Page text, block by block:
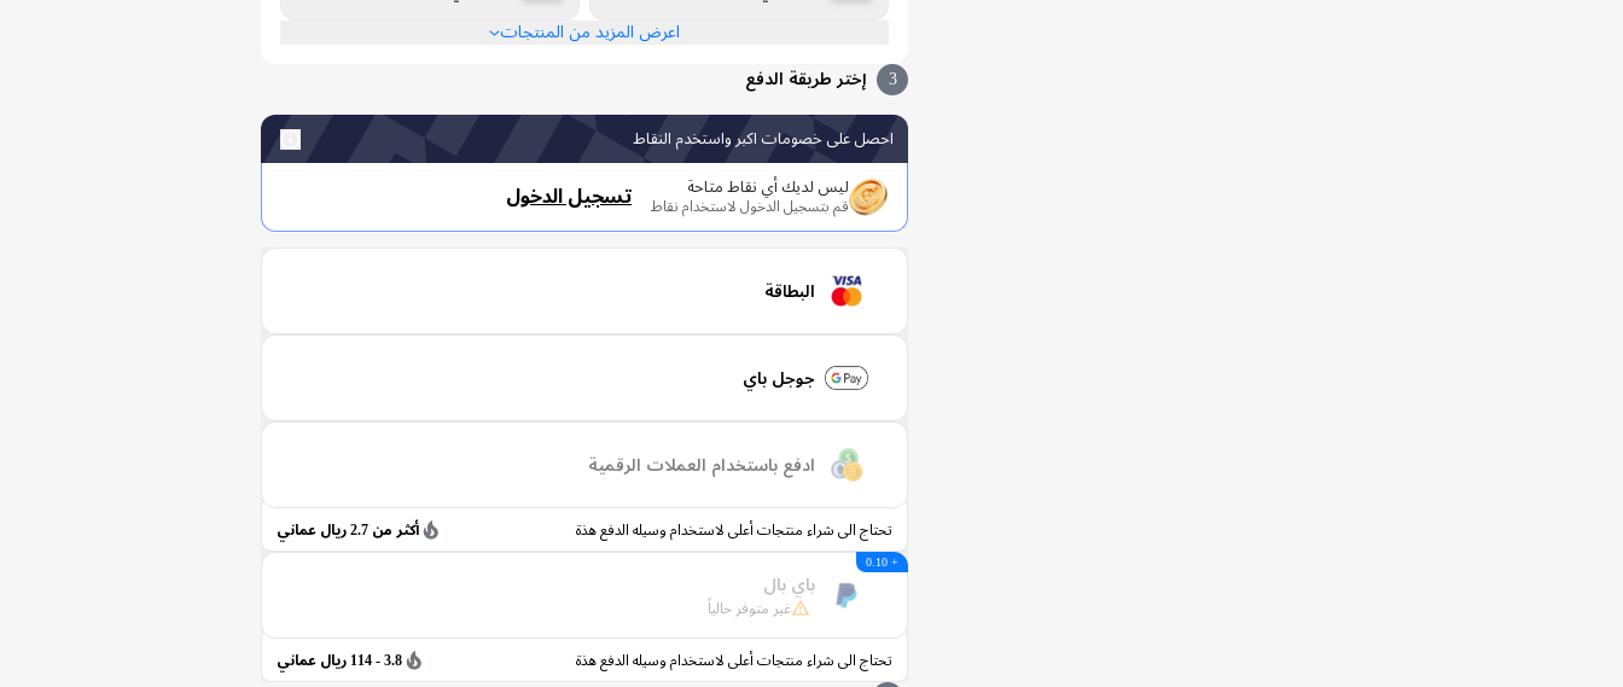
اعرض المزيد من المنتجات
3 إختر طريقة الدفع
احصل على خصومات اكبر واستخدم النقاط
ليس لديك أي نقاط متاحة
قم بتسجيل الدخول لاستخدام نقاط تسجيل الدخول
البطاقة
جوجل باي
ادفع باستخدام العملات الرقمية
تحتاج الى شراء منتجات أعلى لاستخدام وسيله الدفع هذة أكثر من 2.7 ريال عماني
باي بال
غير متوفر حالياً
+ 0.10
تحتاج الى شراء منتجات أعلى لاستخدام وسيله الدفع هذة 3.8 - 114 ريال عماني